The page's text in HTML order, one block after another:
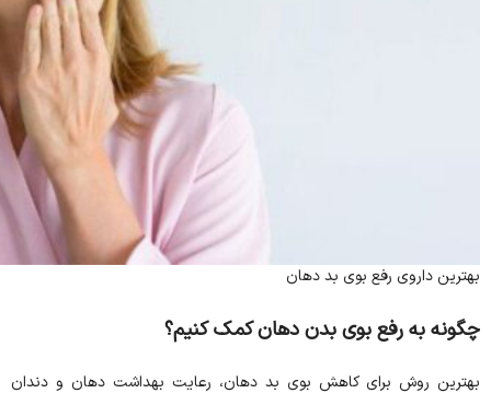
بهترین داروی رفع بوی بد دهان
چگونه به رفع بوی بدن دهان کمک کنیم؟
بهترین روش برای کاهش بوی بد دهان، رعایت بهداشت دهان و دندان